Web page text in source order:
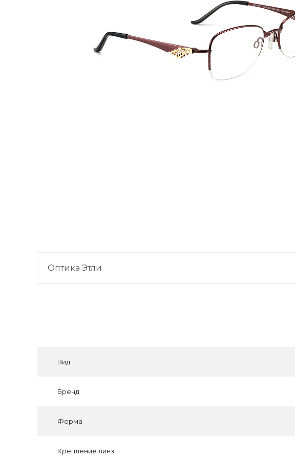
Оптика Этли
Вид
Бренд
Форма
Крепление линз